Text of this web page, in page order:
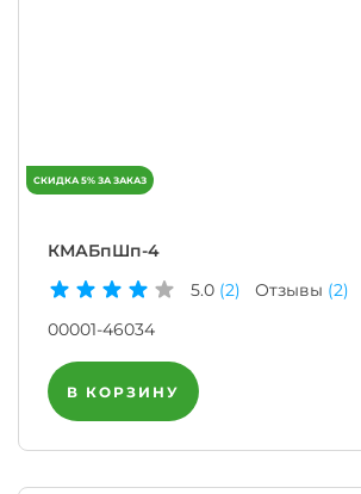
КМАБпШп-4
5.0 (2) Отзывы (2)
00001-46034
В КОРЗИНУ